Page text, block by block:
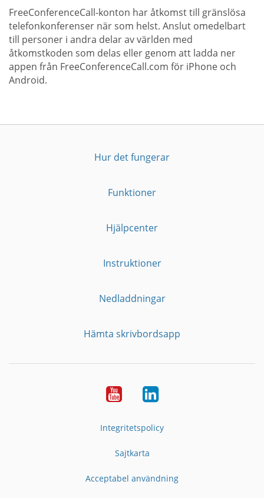
FreeConferenceCall-konton har åtkomst till gränslösa
telefonkonferenser när som helst. Anslut omedelbart
till personer i andra delar av världen med
åtkomstkoden som delas eller genom att ladda ner
appen från FreeConferenceCall.com för iPhone och
Android.
Hur det fungerar
Funktioner
Hjälpcenter
Instruktioner
Nedladdningar
Hämta skrivbordsapp
YouTubeLinkedIn
Integritetspolicy
Sajtkarta
Acceptabel användning